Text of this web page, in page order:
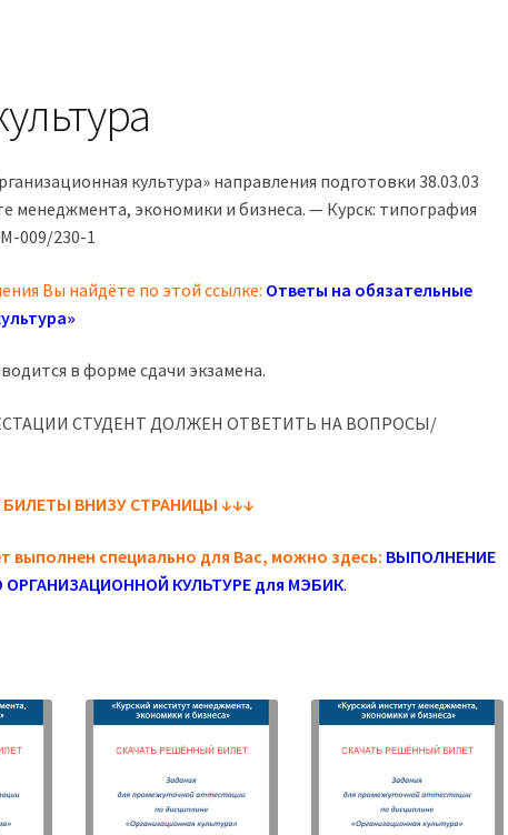
культура» направления подготовки 38.03.03
менеджмента, экономики и бизнеса. — Курск: типография
009/230-1
Вы найдёте по этой ссылке: Ответы на обязательные
в форме сдачи экзамена.
СТУДЕНТ ДОЛЖЕН ОТВЕТИТЬ НА ВОПРОСЫ/
ВНИЗУ СТРАНИЦЫ ↓↓↓
выполнен специально для Вас, можно здесь: ВЫПОЛНЕНИЕ
КУЛЬТУРЕ для МЭБИК.